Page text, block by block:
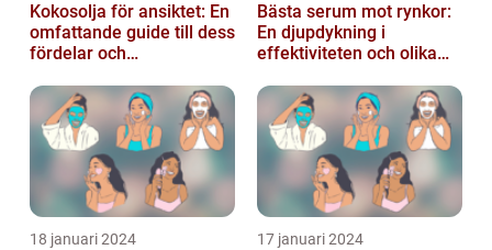
Kokosolja för ansiktet: En
omfattande guide till dess
fördelar och
Bästa serum mot rynkor:
En djupdykning i
effektiviteten och olika
18 januari 2024 17 januari 2024